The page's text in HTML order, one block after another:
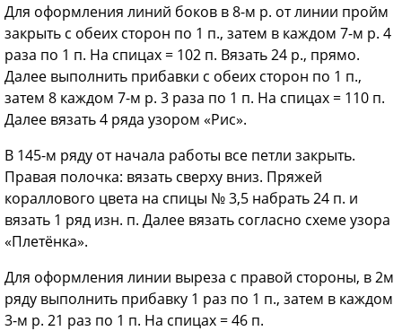
Для оформления линий боков в 8-м р. от линии пройм
закрыть с обеих сторон по 1 п., затем в каждом 7-м р. 4
раза по 1 п. На спицах = 102 п. Вязать 24 р., прямо.
Далее выполнить прибавки с обеих сторон по 1 п.,
затем 8 каждом 7-м р. 3 раза по 1 п. На спицах = 110 п.
Далее вязать 4 ряда узором «Рис».
В 145-м ряду от начала работы все петли закрыть.
Правая полочка: вязать сверху вниз. Пряжей
кораллового цвета на спицы № 3,5 набрать 24 п. и
вязать 1 ряд изн. п. Далее вязать согласно схеме узора
«Плетёнка».
Для оформления линии выреза с правой стороны, в 2м
ряду выполнить прибавку 1 раз по 1 п., затем в каждом
3-м р. 21 раз по 1 п. На спицах = 46 п.